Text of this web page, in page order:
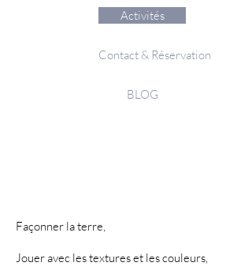
Activités
Contact & Réservation
BLOG
Façonner la terre,
Jouer avec les textures et les couleurs,